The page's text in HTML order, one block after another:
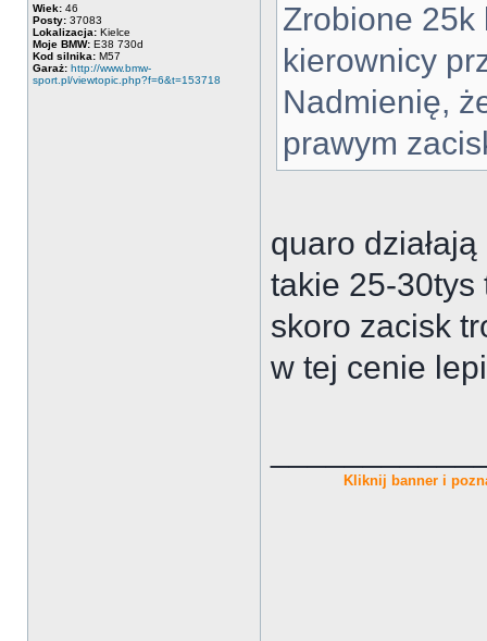
Wiek: 46
Posty: 37083
Lokalizacja: Kielce
Moje BMW: E38 730d
Kod silnika: M57
Garaż: http://www.bmw-
sport.pl/viewtopic.php?f=6&t=153718
Zrobione 25k
kierownicy
Nadmienię,
prawym
quaro
takie 25-30tys
skoro zacisk
w tej cenie
Kliknij banner i